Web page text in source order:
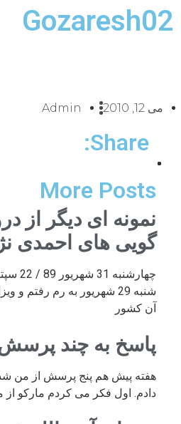
Gozaresh02
می 12, 2010 Admin
Share:
More Posts
نمونه ای دیگر از
گویی های احمدی
شنبه 29 شهریور به رم رفتم
آن کشور
پاسخ به چند پرسش
هفته پیش هم پنج پرسش از من
دادم. اول فکر می کردم مارکو از